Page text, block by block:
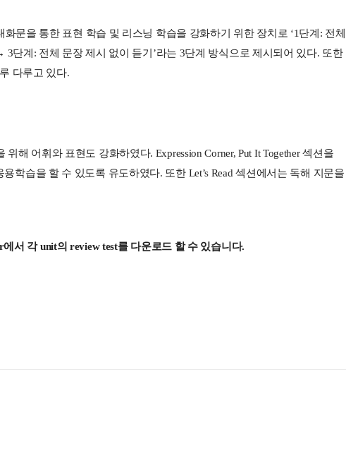
화문을 통한 표현 학습 및 리스닝 학습을 강화하기 위한 장치로 ‘1단계 : 전체
3단계 : 전체 문장 제시 없이 듣기 ’라는 3단계 방식으로 제시되어 있다. 또한
다루고 있다.
위해 어휘와 표현도 강화하였다. Expression Corner, Put It Together섹션을
학습을 할 수 있도록 유도하였다. 또한Let’s Read섹션에서는 독해 지문을
에서 각unit의 review test를 다운로드 할 수 있습니다.